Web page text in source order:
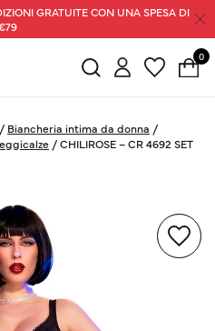
GRATUITE CON UNA SPESA DI
0
/ Biancheria intima da donna /
/CHILIROSE – CR 4692 SET